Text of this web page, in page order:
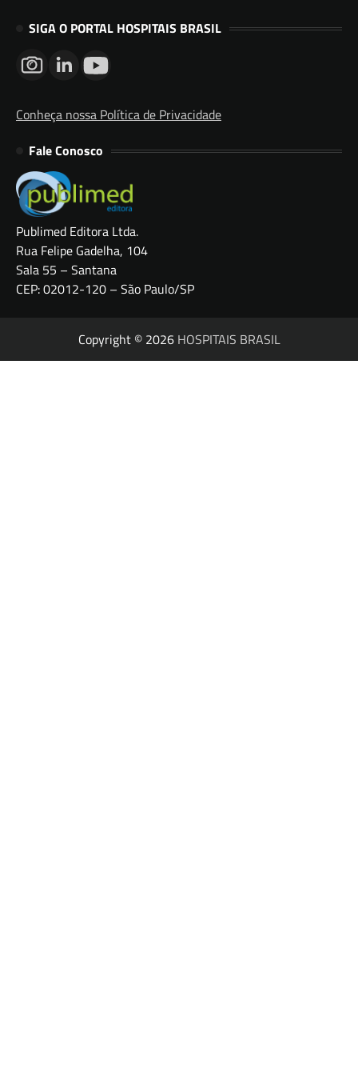
SIGA O PORTAL HOSPITAIS BRASIL
Conheça nossa Política de Privacidade
Fale Conosco
Publimed Editora Ltda.
Rua Felipe Gadelha, 104
Sala 55 – Santana
CEP: 02012-120 – São Paulo/SP
Copyright © 2026 HOSPITAIS BRASIL